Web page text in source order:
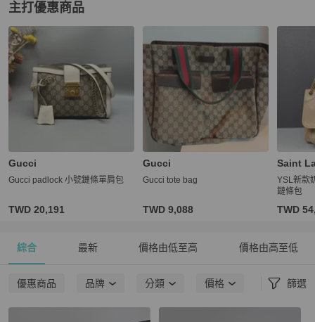
主打優惠商品
Gucci
Gucci padlock 小號鏈條單肩包
TWD 20,191
Gucci
Gucci tote bag
TWD 9,088
Saint
YSL新款
鏈條包
TWD
綜合 最新 價格由低至高 價格由高至低
優惠商品 品牌 分類 價格 篩選